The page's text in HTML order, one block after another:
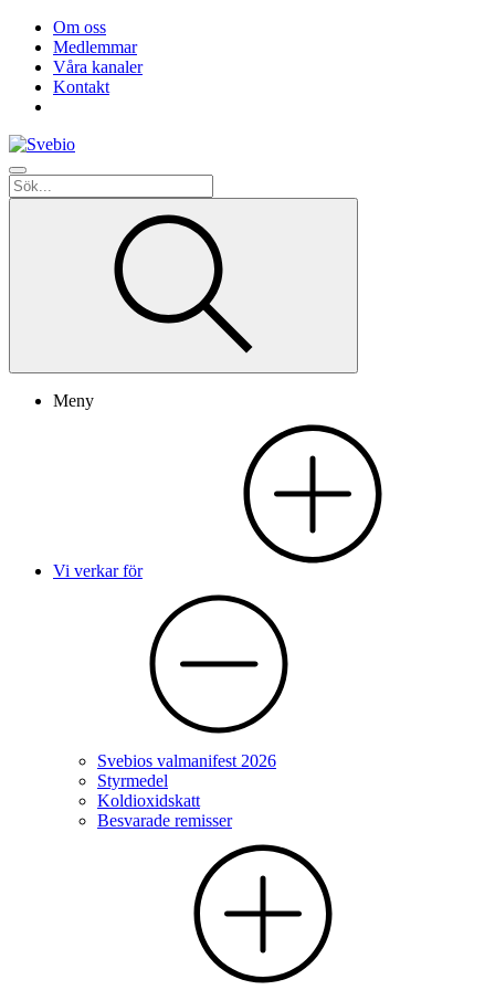
Om oss
Medlemmar
Våra kanaler
Kontakt
Meny
Vi verkar för
Svebios valmanifest 2026
Styrmedel
Koldioxidskatt
Besvarade remisser